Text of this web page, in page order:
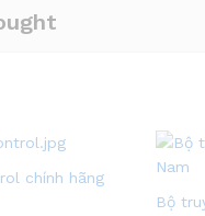
chính hãng
Bộ